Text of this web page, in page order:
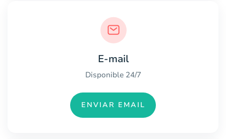
E-mail
Disponible 24/7
ENVIAR EMAIL